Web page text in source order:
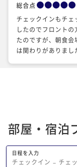
総合点
チェックインもチェ
したのでフロント
たのですが、朝食会
は関わりがありまし
部屋・宿泊
日程を入力
チェックイン − チェ